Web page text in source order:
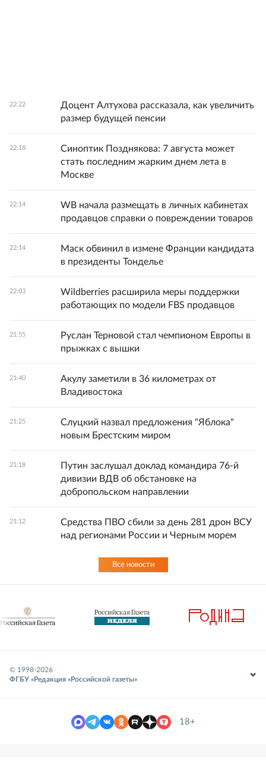
22:22
Доцент Алтухова рассказала, как увеличить
размер будущей пенсии
22:18
Синоптик Позднякова: 7 августа может
стать последним жарким днем лета в
Москве
22:14
WB начала размещать в личных кабинетах
продавцов справки о повреждении товаров
22:14
Маск обвинил в измене Франции кандидата
в президенты Тонделье
22:03
Wildberries расширила меры поддержки
работающих по модели FBS продавцов
21:55
Руслан Терновой стал чемпионом Европы в
прыжках с вышки
21:40
Акулу заметили в 36 километрах от
Владивостока
21:25
Слуцкий назвал предложения "Яблока"
новым Брестским миром
21:18
Путин заслушал доклад командира 76-й
дивизии ВДВ об обстановке на
добропольском направлении
21:12
Средства ПВО сбили за день 281 дрон ВСУ
над регионами России и Черным морем
Все новости
© 1998-2026
ФГБУ «Редакция «Российской газеты»
18+